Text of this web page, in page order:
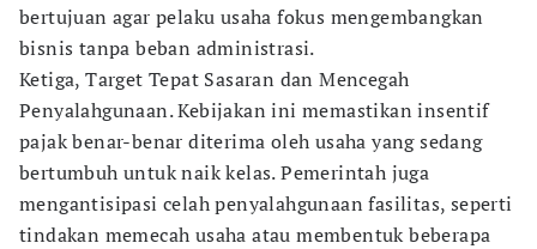
bertujuan agar pelaku usaha fokus mengembangkan
bisnis tanpa beban administrasi.
Ketiga, Target Tepat Sasaran dan Mencegah
Penyalahgunaan. Kebijakan ini memastikan insentif
pajak benar-benar diterima oleh usaha yang sedang
bertumbuh untuk naik kelas. Pemerintah juga
mengantisipasi celah penyalahgunaan fasilitas, seperti
tindakan memecah usaha atau membentuk beberapa